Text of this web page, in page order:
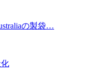
の製袋…